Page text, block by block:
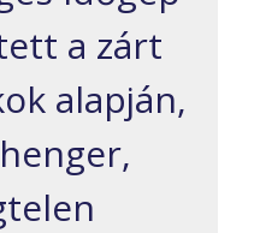
a zárt
alapján,